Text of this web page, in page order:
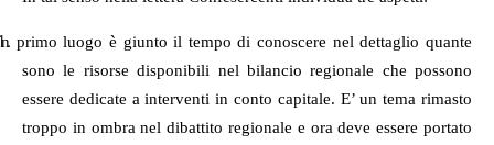
primo luogo è giunto il tempo di conoscere nel dettaglio quante
sono le risorse disponibili nel bilancio regionale che possono
essere dedicate a interventi in conto capitale. E’ un tema rimasto
troppo in ombra nel dibattito regionale e ora deve essere portato